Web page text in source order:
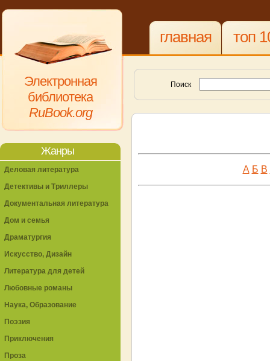
Электронная
библиотека
RuBook.org
главная топ
Поиск
А Б В
Жанры
Деловая литература
Детективы и Триллеры
Документальная литература
Дом и семья
Драматургия
Искусство, Дизайн
Литература для детей
Любовные романы
Наука, Образование
Поэзия
Приключения
Проза